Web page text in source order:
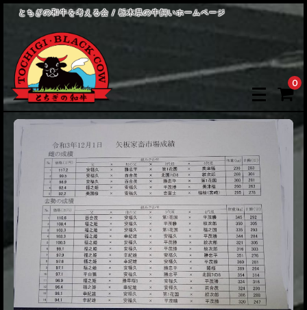
とちぎの和牛を考える会 / 栃木県の牛飼いホームページ
0